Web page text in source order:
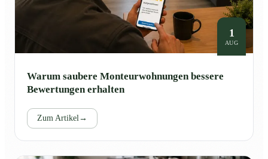
1
AUG
Warum saubere Monteurwohnungen bessere
Bewertungen erhalten
Zum Artikel→